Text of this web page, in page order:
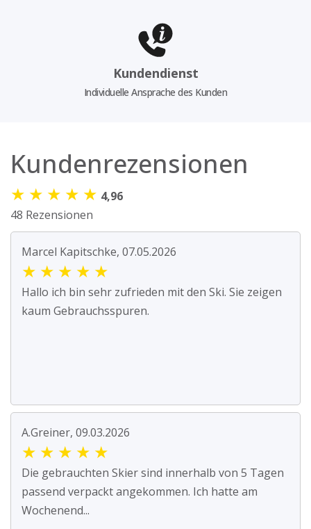
Kundendienst
Individuelle Ansprache des Kunden
Kundenrezensionen
★ ★ ★ ★ ★ 4,96
48 Rezensionen
Marcel Kapitschke, 07.05.2026
★ ★ ★ ★ ★
Hallo ich bin sehr zufrieden mit den Ski. Sie zeigen
kaum Gebrauchsspuren.
A.Greiner, 09.03.2026
★ ★ ★ ★ ★
Die gebrauchten Skier sind innerhalb von 5 Tagen
passend verpackt angekommen. Ich hatte am
Wochenend...